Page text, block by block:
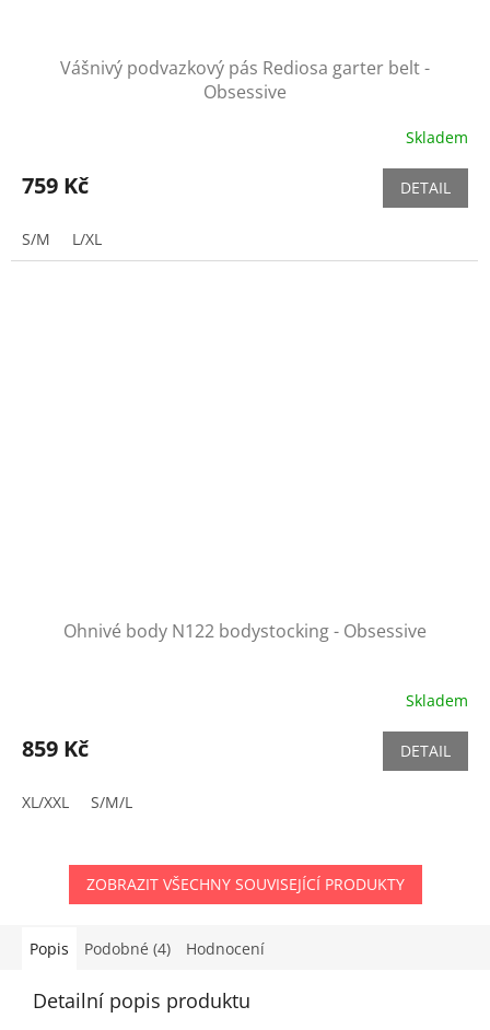
Vášnivý podvazkový pás Rediosa garter belt -
Obsessive
Skladem
759 Kč DETAIL
S/M L/XL
Ohnivé body N122 bodystocking - Obsessive
Skladem
859 Kč DETAIL
XL/XXL S/M/L
ZOBRAZIT VŠECHNY SOUVISEJÍCÍ PRODUKTY
Popis Podobné (4) Hodnocení
Detailní popis produktu